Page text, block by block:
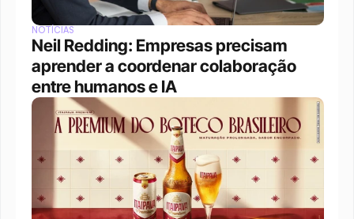
NOTÍCIAS
Neil Redding: Empresas precisam
aprender a coordenar colaboração
entre humanos e IA